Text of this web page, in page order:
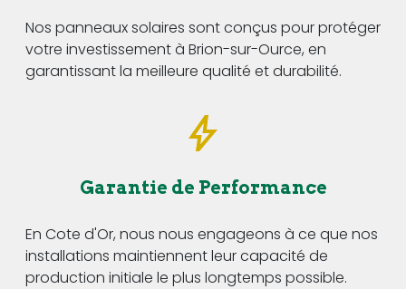
Nos panneaux solaires sont conçus pour protéger
votre investissement à Brion-sur-Ource, en
garantissant la meilleure qualité et durabilité.
Garantie de Performance
En Cote d'Or, nous nous engageons à ce que nos
installations maintiennent leur capacité de
production initiale le plus longtemps possible.